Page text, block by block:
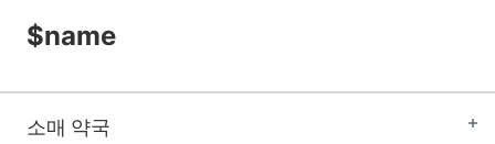
$name
소매 약국